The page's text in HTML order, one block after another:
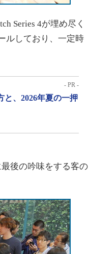
Series 4が埋め尽く
ルしており、一定時
- PR -
と、2026年夏の一押
後の吟味をする客の